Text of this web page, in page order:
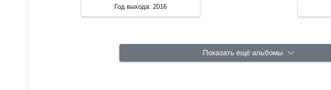
Год выхода: 2016
Показать ещё альбомы